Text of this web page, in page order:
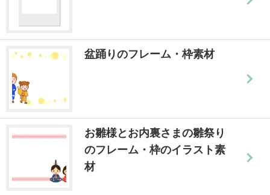
盆踊りのフレーム・枠素材
お雛様とお内裏さまの雛祭り
のフレーム・枠のイラスト素
材